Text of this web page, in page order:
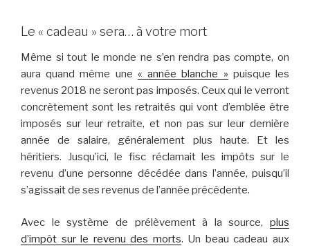
Le « cadeau » sera… à votre mort
Même si tout le monde ne s’en rendra pas compte, on
aura quand même une « année blanche » puisque les
revenus 2018 ne seront pas imposés. Ceux qui le verront
concrètement sont les retraités qui vont d’emblée être
imposés sur leur retraite, et non pas sur leur dernière
année de salaire, généralement plus haute. Et les
héritiers. Jusqu’ici, le fisc réclamait les impôts sur le
revenu d’une personne décédée dans l’année, puisqu’il
s’agissait de ses revenus de l’année précédente.
Avec le système de prélèvement à la source, plus
d’impôt sur le revenu des morts. Un beau cadeau aux